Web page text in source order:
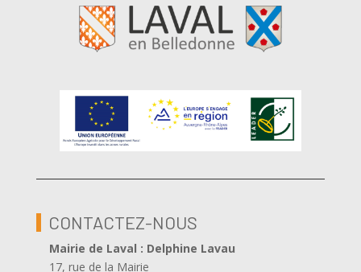
CONTACTEZ-NOUS
Mairie de Laval : Delphine Lavau
17, rue de la Mairie